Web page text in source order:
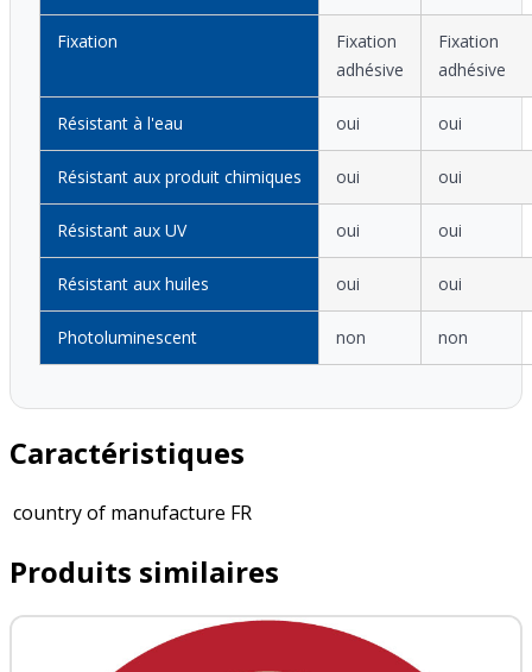
Fixation
Fixation
adhésive
Fixation
adhésive
Résistant à l'eau oui oui
Résistant aux produit chimiques oui oui
Résistant aux UV oui oui
Résistant aux huiles oui oui
Photoluminescent non non
Caractéristiques
country of manufacture FR
Produits similaires